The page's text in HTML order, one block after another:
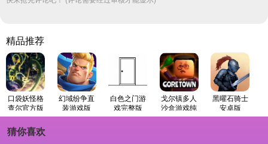
精品推荐
口袋妖怪格
查尔官方版
幻域纷争直
装游戏版
白色之门游
戏完整版
戈尔镇多人
沙盒游戏纯
净最新版
黑曜石骑士
安卓版
猜你喜欢